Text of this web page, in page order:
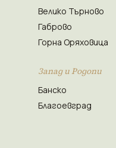
Велико Търново
Габрово
Горна Оряховица
Запад и Родопи
Банско
Благоевград